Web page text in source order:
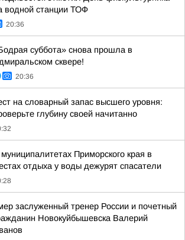
водной станции ТОФ
20:36
суббота» снова прошла в
сквере!
20:36
на словарный запас высшего уровня:
глубину своей начитанно
Приморского края в
отдыха у воды дежурят спасатели
заслуженный тренер России и почетный
Новокуйбышевска Валерий